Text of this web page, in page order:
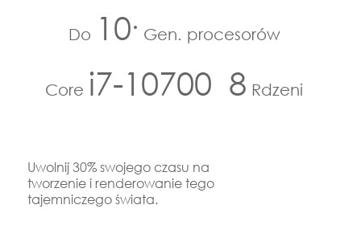
Do 10. Gen. procesorów
Core i7-10700 8 Rdzeni
Uwolnij 30% swojego czasu na
tworzenie i renderowanie tego
tajemniczego świata.